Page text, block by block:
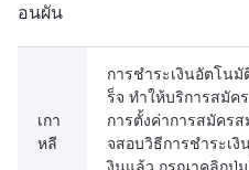
อนผัน
เกา
หลี
การชำระเงินอัตโน
ร็จ ทำให้บริการสมั
การตั้งค่าการสมัครส
จสอบวิธีการชำระเงิ
งินแล้ว กรุณาคลิกปุ่ม